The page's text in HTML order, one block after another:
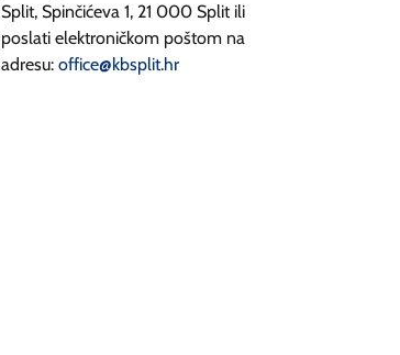
Split, Spinčićeva 1, 21 000 Split ili
poslati elektroničkom poštom na
adresu: office@kbsplit.hr